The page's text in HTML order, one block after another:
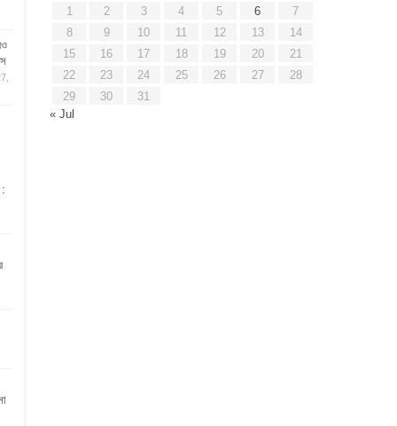
:
1
2 3 4 5 6
7
8
9 10 11 12 13
14
15
16 17 18 19 20
21
22
23 24 25 26 27
28
29
30
31
« Jul